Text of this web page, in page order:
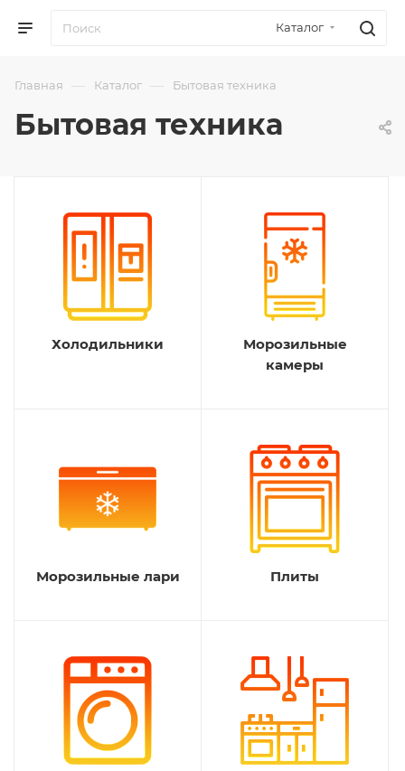
Каталог
Главная — Каталог — Бытовая техника
Бытовая техника
Холодильники
Морозильные
камеры
Морозильные лари Плиты